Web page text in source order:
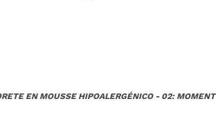
EN MOUSSE HIPOALERGÉNICO - 02: MOMENT